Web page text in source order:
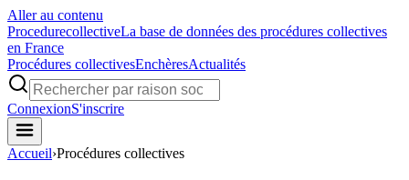
Aller au contenu
ProcedurecollectiveLa base de données des procédures collectives
en France
Procédures collectivesEnchèresActualités
ConnexionS'inscrire
Accueil›Procédures collectives